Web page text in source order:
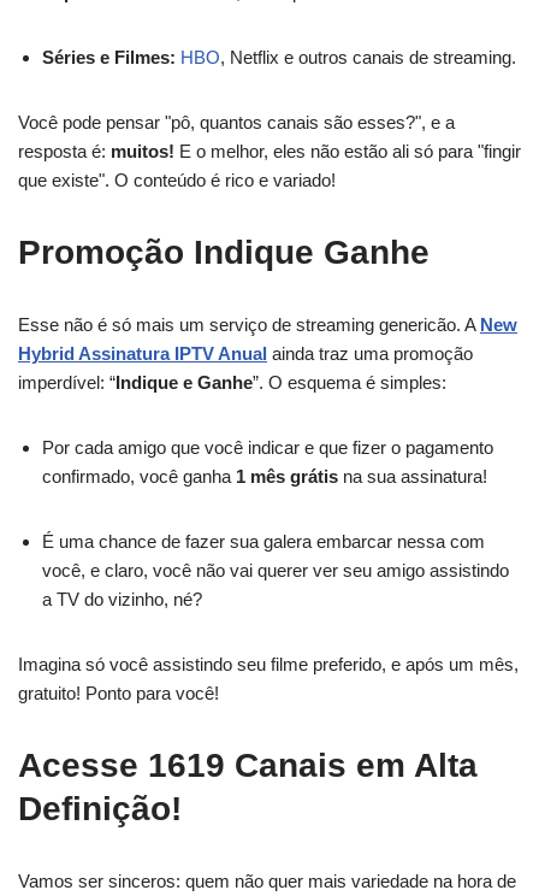
Séries e Filmes: HBO, Netflix e outros canais de streaming.
Você pode pensar "pô, quantos canais são esses?", e a
resposta é: muitos! E o melhor, eles não estão ali só para "fingir
que existe". O conteúdo é rico e variado!
Promoção Indique Ganhe
Esse não é só mais um serviço de streaming genericão. A New
Hybrid Assinatura IPTV Anual ainda traz uma promoção
imperdível: “Indique e Ganhe”. O esquema é simples:
Por cada amigo que você indicar e que fizer o pagamento
confirmado, você ganha 1 mês grátis na sua assinatura!
É uma chance de fazer sua galera embarcar nessa com
você, e claro, você não vai querer ver seu amigo assistindo
a TV do vizinho, né?
Imagina só você assistindo seu filme preferido, e após um mês,
gratuito! Ponto para você!
Acesse 1619 Canais em Alta
Definição!
Vamos ser sinceros: quem não quer mais variedade na hora de